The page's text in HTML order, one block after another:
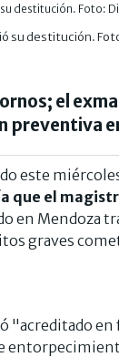
su destitución.
el
preventiva
este
que el
en Mendoza
graves
"acreditado